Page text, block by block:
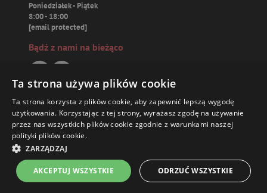
39,94 ZŁ
Poniedziałek - Piątek
8:00 - 18:00
[email protected]
Bądź z nami na bieżąco
Paskarz.pl
Zamówienia
Książki
Ta strona używa plików cookie
Ta strona korzysta z plików cookie, aby zapewnić lepszą wygodę
użytkowania. Korzystając z tej strony, wyrażasz zgodę na używanie
przez nas wszystkich plików cookie zgodnie z warunkami naszej
polityki plików cookie.
ZARZĄDZAJ
AKCEPTUJ WSZYSTKIE ODRZUĆ WSZYSTKIE